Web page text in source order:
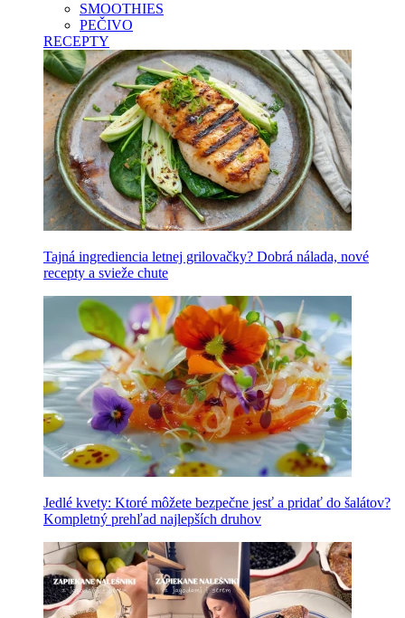
SMOOTHIES
PEČIVO
RECEPTY
Tajná ingrediencia letnej grilovačky? Dobrá nálada, nové
recepty a svieže chute
Jedlé kvety: Ktoré môžete bezpečne jesť a pridať do šalátov?
Kompletný prehľad najlepších druhov